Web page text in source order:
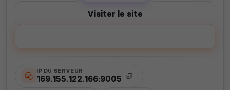
Visiter le site
IP DU SERVEUR
169.155.122.166:9005